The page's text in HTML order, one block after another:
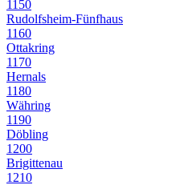
1150
Rudolfsheim-Fünfhaus
1160
Ottakring
1170
Hernals
1180
Währing
1190
Döbling
1200
Brigittenau
1210